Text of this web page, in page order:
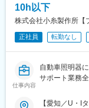
10h以下
株式会社小糸製作所【
正社員 転勤なし
仕事内容
自動車照明器
サポート業務
【愛知／U・I